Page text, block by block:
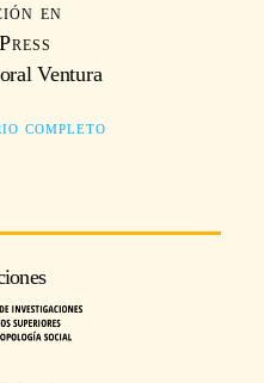
en
Ventura
completo